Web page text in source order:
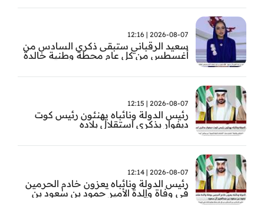
2026-08-07 | 12:16
سعيد الرقباني ستبقى ذكرى السادس من
أغسطس من كل عام محطة وطنية خالدة
الوالد المؤسس
2026-08-07 | 12:15
رئيس الدولة ونائباه يهنئون رئيس كوت
ديفوار بذكرى استقلال بلاده
2026-08-07 | 12:14
رئيس الدولة ونائباه يعزون خادم الحرمين
في وفاة والدة الأمير حمود بن سعود بن